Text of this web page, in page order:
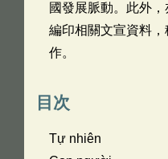
國發展脈動。此外
編印相關文宣資料
作。
目次
Tự nhiên